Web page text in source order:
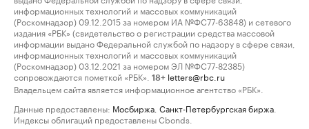
информационных технологий и массовых коммуникаций
(Роскомнадзор) 09.12.2015 за номером ИА №ФС77-63848) и сетевого
издания «РБК» (свидетельство о регистрации средства массовой
информации выдано Федеральной службой по надзору в сфере связи,
информационных технологий и массовых коммуникаций
(Роскомнадзор) 03.12.2021 за номером ЭЛ №ФС77-82385)
сопровождаются пометкой «РБК».
18+ letters@rbc.ru
Владельцем сайта является информационное агентство «РБК».
Данные предоставлены: Мосбиржа Санкт-Петербургская биржа
Индексы облигаций предоставлены Cbonds.